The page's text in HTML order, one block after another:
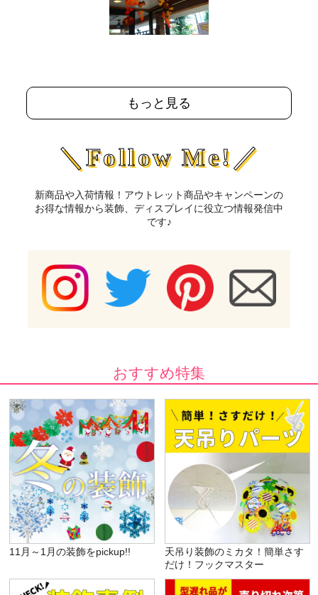
もっと見る
＼Follow Me!／
新商品や入荷情報！アウトレット商品やキャンペーンの
お得な情報から装飾、ディスプレイに役立つ情報発信中
です♪
おすすめ特集
11月～1月の装飾をpickup!!
天吊り装飾のミカタ！簡単さす
だけ！フックマスター